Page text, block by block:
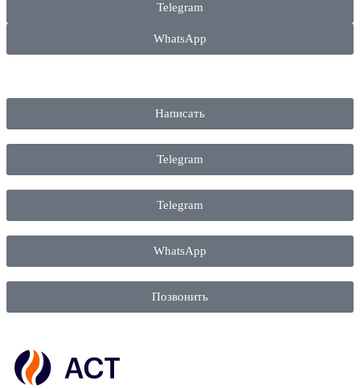
Telegram
WhatsApp
Написать
Telegram
Telegram
WhatsApp
Позвонить